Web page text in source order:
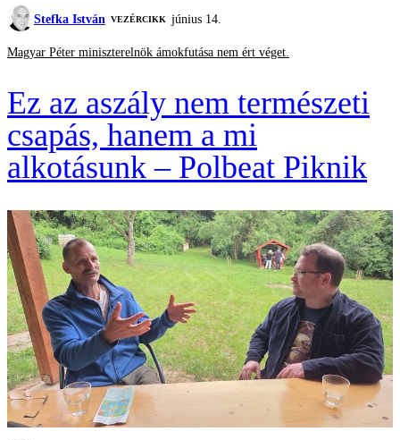
Stefka István VEZÉRCIKK június 14.
Magyar Péter miniszterelnök ámokfutása nem ért véget.
Ez az aszály nem természeti
csapás, hanem a mi
alkotásunk – Polbeat Piknik